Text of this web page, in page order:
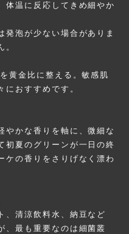
温に反応してきめ細やか
泡が少ない場合がありま
。
黄金比に整える。敏感肌
におすすめです。
やかな香りを軸に、微細な
初夏のグリーンが一日の終
ケの香りをさりげなく漂わ
、清涼飲料水、納豆など
、最も重要なのは細菌叢